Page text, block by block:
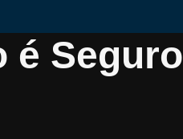
é Seguro